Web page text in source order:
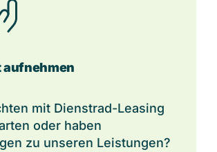
aufnehmen
mit Dienstrad-Leasing
oder haben
zu unseren Leistungen?